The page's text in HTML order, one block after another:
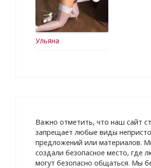
Ульяна
Важно отметить, что наш сайт
запрещает любые виды
предложений или материалов.
создали безопасное место, где
могут безопасно общаться. Мы